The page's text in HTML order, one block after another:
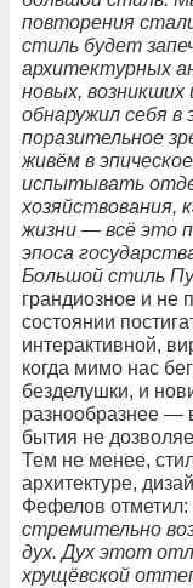
повторения
стиль будет
архитектурных
новых, возникших
обнаружил себя в
поразительное
живём в эпическое
испытывать
хозяйствования,
жизни — всё это
эпоса
Большой стиль
грандиозное и не
состоянии
интерактивной,
когда мимо нас
безделушки, и
разнообразнее —
бытия не
Тем не менее,
архитектуре,
Фефелов отметил:
стремительно
дух.Дух этот
хрущёвской